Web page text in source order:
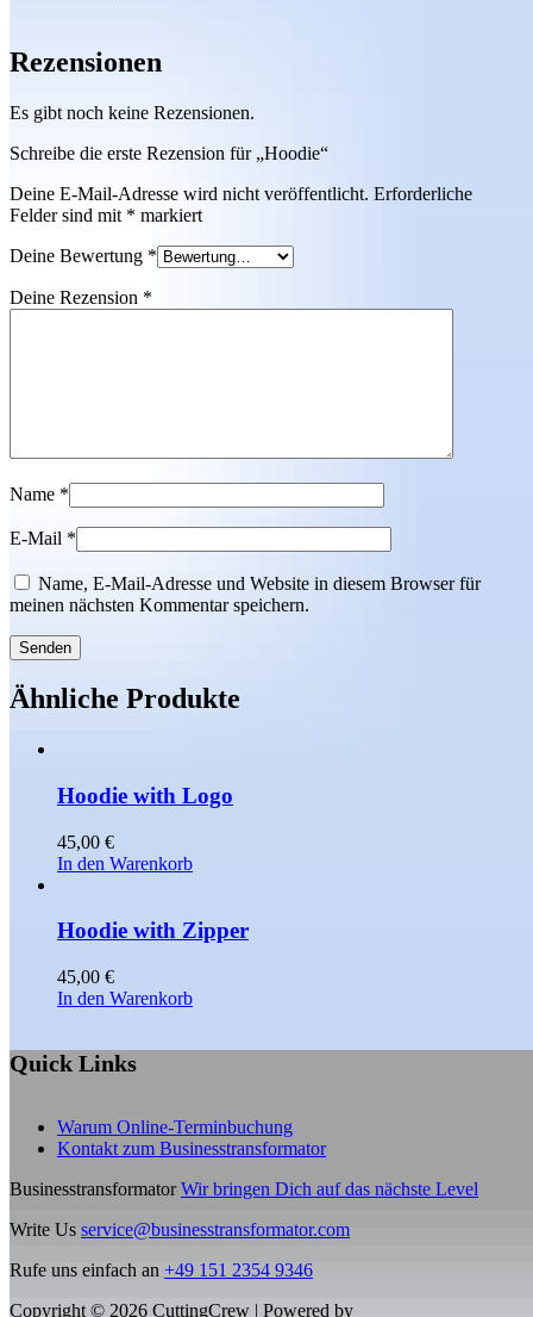
Rezensionen
Es gibt noch keine Rezensionen.
Schreibe die erste Rezension für „Hoodie“
Deine E-Mail-Adresse wird nicht veröffentlicht. Erforderliche
Felder sind mit * markiert
Deine Bewertung *
Deine Rezension *
Name *
E-Mail *
Name, E-Mail-Adresse und Website in diesem Browser für
meinen nächsten Kommentar speichern.
Ähnliche Produkte
Hoodie with Logo
45,00 €
In den Warenkorb
Hoodie with Zipper
45,00 €
In den Warenkorb
Quick Links
Warum Online-Terminbuchung
Kontakt zum Businesstransformator
Businesstransformator Wir bringen Dich auf das nächste Level
Write Us service@businesstransformator.com
Rufe uns einfach an +49 151 2354 9346
Copyright © 2026 CuttingCrew | Powered by